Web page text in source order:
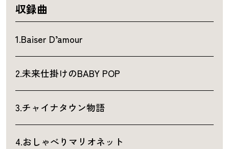
収録曲
1.Baiser D’amour
2.未来仕掛けのBABY POP
3.チャイナタウン物語
4.おしゃべりマリオネット